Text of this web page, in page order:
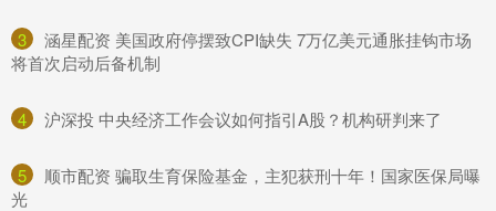
3
​涵星配资 美国政府停摆致CPI缺失 7万亿美元通胀挂钩市场
将首次启动后备机制
4 ​沪深投 中央经济工作会议如何指引A股？机构研判来了
5
​顺市配资 骗取生育保险基金，主犯获刑十年！国家医保局曝
光